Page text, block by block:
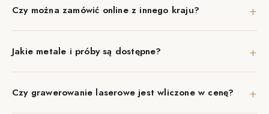
Czy można zamówić online z innego kraju? +
Jakie metale i próby są dostępne? +
Czy grawerowanie laserowe jest wliczone w cenę? +